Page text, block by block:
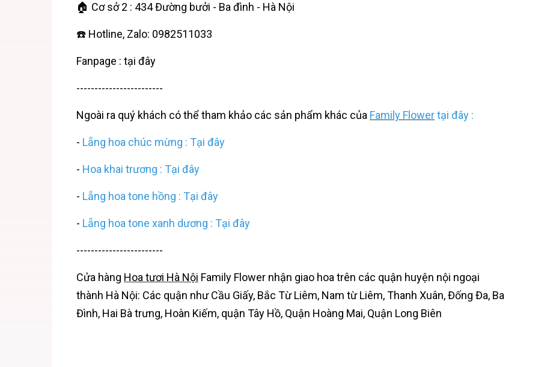
🏠 Cơ sở 2 : 434 Đường bưởi - Ba đình - Hà Nội
☎️ Hotline, Zalo: 0982511033
Fanpage : tại đây
------------------------
Ngoài ra quý khách có thể tham khảo các sản phẩm khác của Family Flowertại đây :
- Lẵng hoa chúc mừng : Tại đây
- Hoa khai trương : Tại đây
- Lẵng hoa tone hồng : Tại đây
- Lẵng hoa tone xanh dương : Tại đây
------------------------
Cửa hàng Hoa tươi Hà Nội Family Flower nhận giao hoa trên các quận huyện nội ngoại
thành Hà Nội: Các quận như Cầu Giấy, Bắc Từ Liêm, Nam từ Liêm, Thanh Xuân, Đống Đa, Ba
Đình, Hai Bà trưng, Hoàn Kiếm, quận Tây Hồ, Quận Hoàng Mai, Quận Long Biên